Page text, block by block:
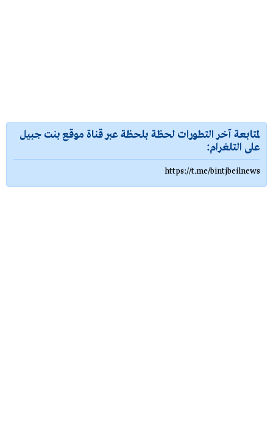
لمتابعة آخر التطورات لحظة بلحظة عبر قناة موقع بنت جبيل
على التلغرام:
https://t.me/bintjbeilnews